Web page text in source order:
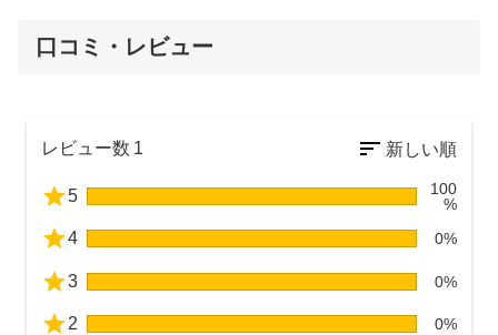
口コミ・レビュー
レビュー数 1
5
100
%
4 0%
3 0%
2 0%